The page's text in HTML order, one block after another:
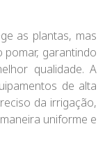
as plantas, mas
garantindo
qualidade. A
de alta
da irrigação,
uniforme e